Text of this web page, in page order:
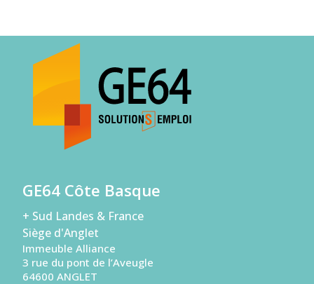
GE64 Côte Basque
+ Sud Landes & France
Siège d'Anglet
Immeuble Alliance
3 rue du pont de l’Aveugle
64600 ANGLET